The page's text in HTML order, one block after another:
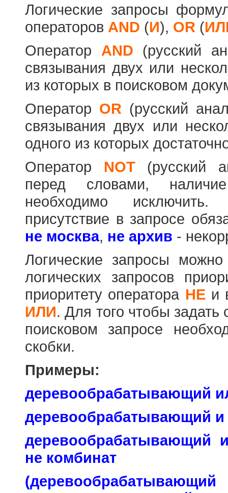
Логические запросы
операторов AND (И), OR (
Оператор AND (русский
связывания двух или
из которых в поисковом
Оператор OR (русский
связывания двух или
одного из которых
Оператор NOT(русский
перед словами,
необходимо
присутствие в запросе
не москва, не архив -
Логические запросы
логических запросов
приоритету оператора НЕи
ИЛИ. Для того чтобы задать
поисковом запросе
скобки.
Примеры:
деревообрабатывающий
деревообрабатывающий и
деревообрабатывающий
не комбинат